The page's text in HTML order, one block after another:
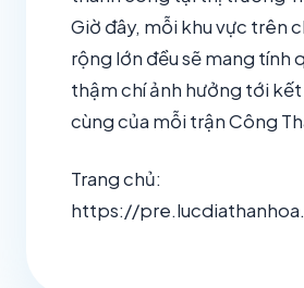
Giờ đây, mỗi khu vực trên
rộng lớn đều sẽ mang tính
thậm chí ảnh hưởng tới
cùng của mỗi trận Công
Trang chủ:
https://